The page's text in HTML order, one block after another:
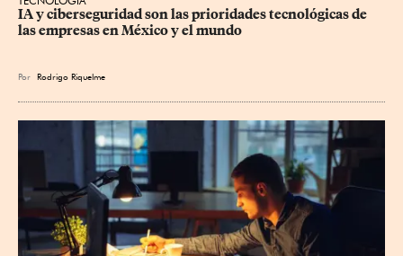
IA y ciberseguridad son las prioridades tecnológicas de
las empresas en México y el mundo
Por Rodrigo Riquelme